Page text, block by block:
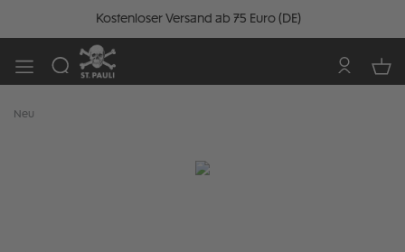
Kostenloser Versand ab 75 Euro (DE)
Neu